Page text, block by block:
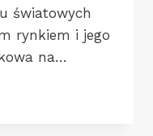
światowych
rynkiem i jego
na…